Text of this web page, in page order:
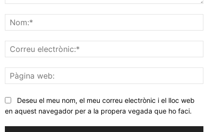
web:
Deseu el meu nom, el meu correu electrònic i el lloc web
en aquest navegador per a la propera vegada que ho faci.